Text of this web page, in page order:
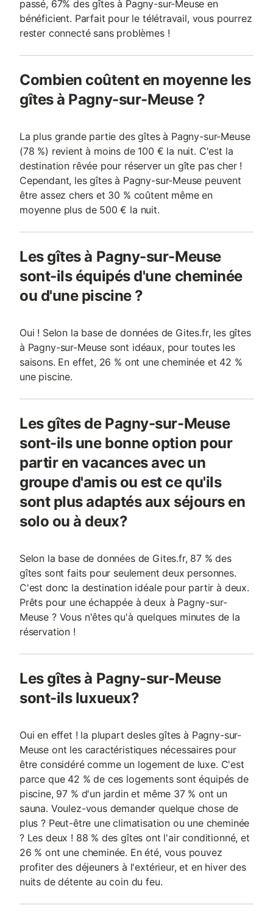
passé, 67% des gîtes à Pagny-sur-Meuse en
bénéficient. Parfait pour le télétravail, vous pourrez
rester connecté sans problèmes !
Combien coûtent en moyenne les
gîtes à Pagny-sur-Meuse ?
La plus grande partie des gîtes à Pagny-sur-Meuse
(78 %) revient à moins de 100 € la nuit. C'est la
destination rêvée pour réserver un gîte pas cher !
Cependant, les gîtes à Pagny-sur-Meuse peuvent
être assez chers et 30 % coûtent même en
moyenne plus de 500 € la nuit.
Les gîtes à Pagny-sur-Meuse
sont-ils équipés d'une cheminée
ou d'une piscine ?
Oui ! Selon la base de données de Gites.fr, les gîtes
à Pagny-sur-Meuse sont idéaux, pour toutes les
saisons. En effet, 26 % ont une cheminée et 42 %
une piscine.
Les gîtes de Pagny-sur-Meuse
sont-ils une bonne option pour
partir en vacances avec un
groupe d'amis ou est ce qu'ils
sont plus adaptés aux séjours en
solo ou à deux?
Selon la base de données de Gites.fr, 87 % des
gîtes sont faits pour seulement deux personnes.
C'est donc la destination idéale pour partir à deux.
Prêts pour une échappée à deux à Pagny-sur-
Meuse ? Vous n'êtes qu'à quelques minutes de la
réservation !
Les gîtes à Pagny-sur-Meuse
sont-ils luxueux?
Oui en effet ! la plupart desles gîtes à Pagny-sur-
Meuse ont les caractéristiques nécessaires pour
être considéré comme un logement de luxe. C'est
parce que 42 % de ces logements sont équipés de
piscine, 97 % d'un jardin et même 37 % ont un
sauna. Voulez-vous demander quelque chose de
plus ? Peut-être une climatisation ou une cheminée
? Les deux ! 88 % des gîtes ont l'air conditionné, et
26 % ont une cheminée. En été, vous pouvez
profiter des déjeuners à l'extérieur, et en hiver des
nuits de détente au coin du feu.